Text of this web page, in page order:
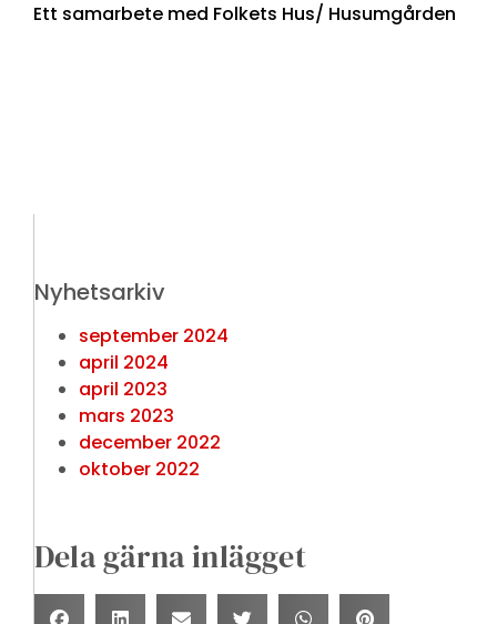
Ett samarbete med Folkets Hus/ Husumgården
Nyhetsarkiv
september 2024
april 2024
april 2023
mars 2023
december 2022
oktober 2022
Dela gärna inlägget